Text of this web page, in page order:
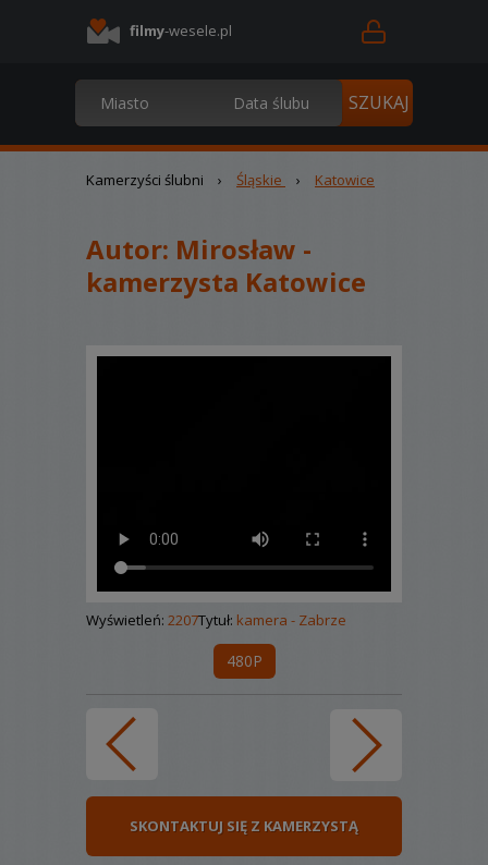
filmy-wesele.pl
Kamerzyści ślubni › Śląskie › Katowice
Autor: Mirosław -
kamerzysta Katowice
Wyświetleń: 2207Tytuł: kamera - Zabrze
480P
SKONTAKTUJ SIĘ Z KAMERZYSTĄ